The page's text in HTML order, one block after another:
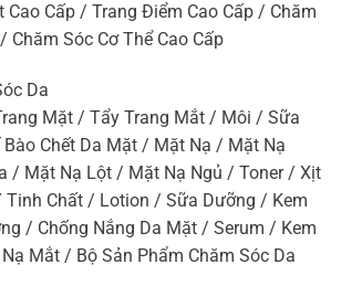
Cao Cấp / Trang Điểm Cao Cấp / Chăm
Chăm Sóc Cơ Thể Cao Cấp
Da
Mặt / Tẩy Trang Mắt / Môi / Sữa
Chết Da Mặt / Mặt Nạ / Mặt Nạ
/ Mặt Nạ Lột / Mặt Nạ Ngủ / Toner / Xịt
Tinh Chất / Lotion / Sữa Dưỡng / Kem
/ Chống Nắng Da Mặt / Serum / Kem
Mắt / Bộ Sản Phẩm Chăm Sóc Da